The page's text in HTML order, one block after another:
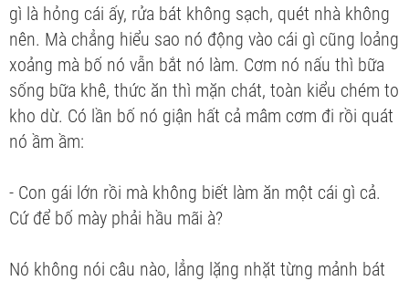
gì là hỏng cái ấy, rửa bát không sạch, quét nhà không
nên. Mà chẳng hiểu sao nó động vào cái gì cũng loảng
xoảng mà bố nó vẫn bắt nó làm. Cơm nó nấu thì bữa
sống bữa khê, thức ăn thì mặn chát, toàn kiểu chém to
kho dừ. Có lần bố nó giận hất cả mâm cơm đi rồi quát
nó ầm ầm:
- Con gái lớn rồi mà không biết làm ăn một cái gì cả.
Cứ để bố mày phải hầu mãi à?
Nó không nói câu nào, lẳng lặng nhặt từng mảnh bát